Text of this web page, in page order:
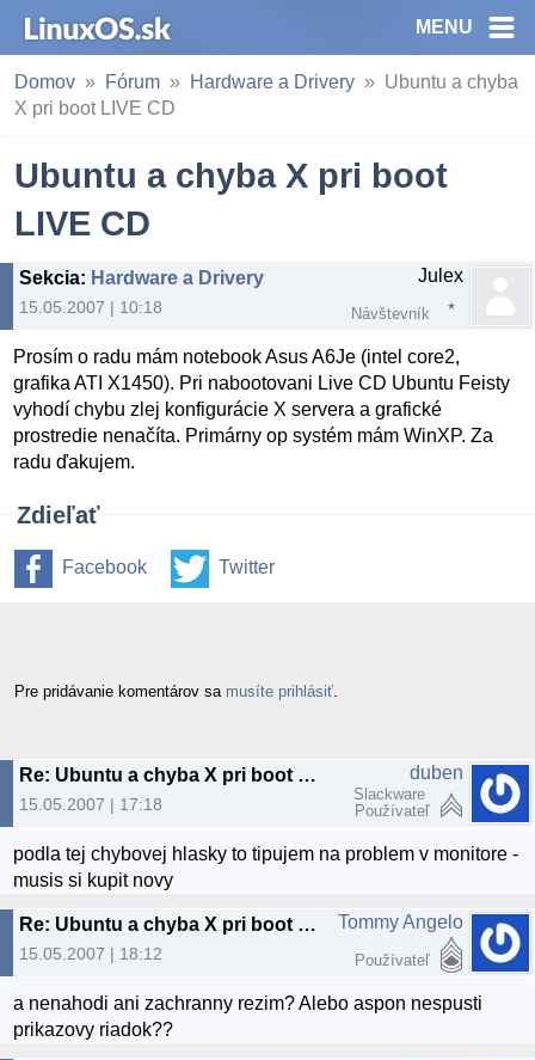
MENU
Domov Fórum Hardware a Drivery
Ubuntu a chyba
X pri boot LIVE CD
Ubuntu a chyba X pri boot
LIVE CD
Sekcia: Hardware a Drivery
15.05.2007 | 10:18
Julex
Návštevník
Prosím o radu mám notebook Asus A6Je (intel core2,
grafika ATI X1450). Pri nabootovani Live CD Ubuntu Feisty
vyhodí chybu zlej konfigurácie X servera a grafické
prostredie nenačíta. Primárny op systém mám WinXP. Za
radu ďakujem.
Zdieľať
Facebook Twitter
Pre pridávanie komentárov sa musíte prihlásiť
Re: Ubuntu a chyba X pri boot LIVE CD
15.05.2007 | 17:18
duben
Slackware
Používateľ
podla tej chybovej hlasky to tipujem na problem v monitore -
musis si kupit novy
Re: Ubuntu a chyba X pri boot LIVE CD
15.05.2007 | 18:12
Tommy Angelo
Používateľ
a nenahodi ani zachranny rezim? Alebo aspon nespusti
prikazovy riadok??